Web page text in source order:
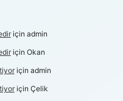
için admin
için Okan
için admin
için Çelik